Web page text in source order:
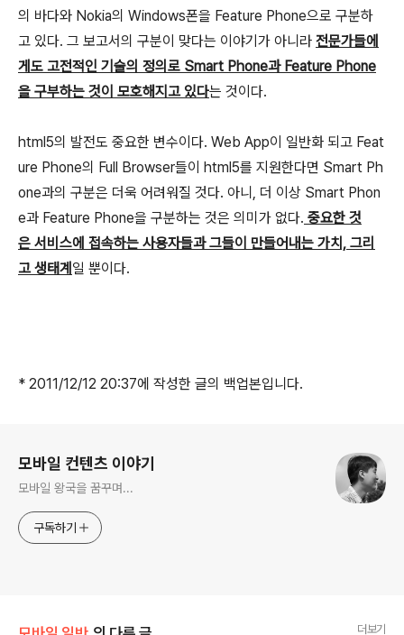
의 바다와 Nokia의 Windows폰을 Feature Phone으로 구분하
고 있다. 그 보고서의 구분이 맞다는 이야기가 아니라 전문가들에
게도 고전적인 기술의 정의로 Smart Phone과 Feature Phone
을 구부하는 것이 모호해지고 있다는 것이다.
html5의 발전도 중요한 변수이다. Web App이 일반화 되고 Feat
ure Phone의 Full Browser들이 html5를 지원한다면 Smart Ph
one과의 구분은 더욱 어려워질 것다. 아니, 더 이상 Smart Phon
e과 Feature Phone을 구분하는 것은 의미가 없다. 중요한 것
은 서비스에 접속하는 사용자들과 그들이 만들어내는 가치, 그리
고 생태계 일 뿐이다.
* 2011/12/12 20:37에 작성한 글의 백업본입니다.
모바일 컨텐츠 이야기
모바일 왕국을 꿈꾸며...
구독하기
더보기